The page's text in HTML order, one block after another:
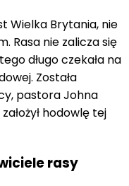
Wielka Brytania, nie
Rasa nie zalicza się
długo czekała na
Została
pastora Johna
hodowlę tej
rasy